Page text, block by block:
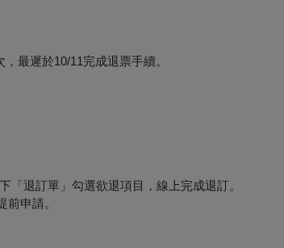
最遲於10/11完成退票手續。
退訂單」勾選欲退項目，線上完成退訂。
申請。